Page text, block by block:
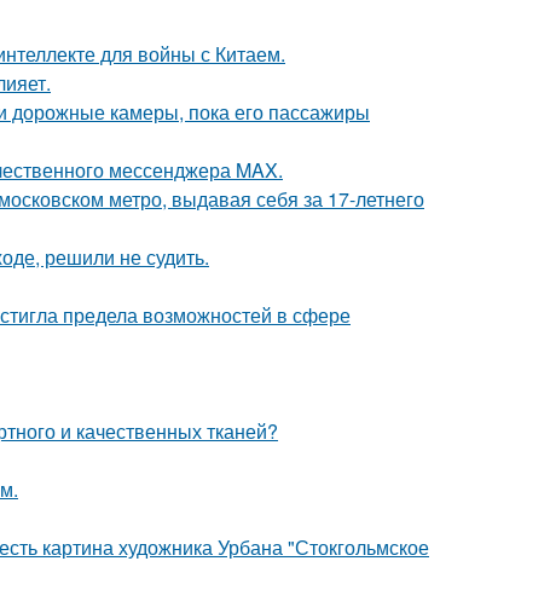
для войны с Китаем.
дорожные камеры, пока его пассажиры
мессенджера MAX.
метро, выдавая себя за 17-летнего
решили не судить.
предела возможностей в сфере
и качественных тканей?
картина художника Урбана "Стокгольмское